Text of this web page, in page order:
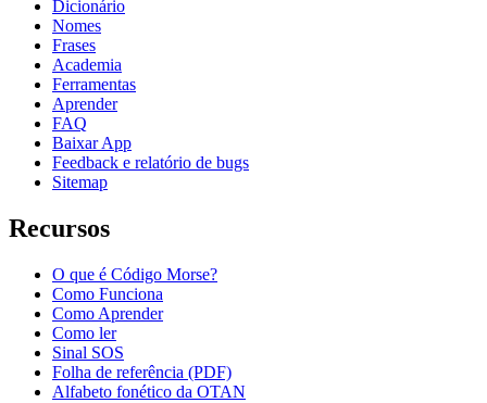
Dicionário
Nomes
Frases
Academia
Ferramentas
Aprender
FAQ
Baixar App
Feedback e relatório de bugs
Sitemap
Recursos
O que é Código Morse?
Como Funciona
Como Aprender
Como ler
Sinal SOS
Folha de referência (PDF)
Alfabeto fonético da OTAN